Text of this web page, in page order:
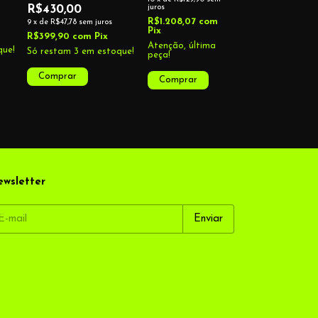
R$430,00
9 x de R$47,78 sem juros
R$399,90 com Pix
Só restam 3 em estoque!
juros
R$1.208,07 com
Pix
Atenção, última
peça!